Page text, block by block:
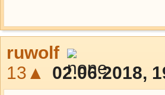
ruwolf
13▲
02.06.2018,